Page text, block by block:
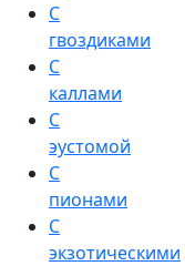
С
гвоздиками
С
каллами
С
эустомой
С
пионами
С
экзотическими